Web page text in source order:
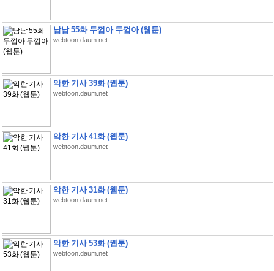
남남 55화 두껍아 두껍아 (웹툰)
webtoon.daum.net
악한 기사 39화 (웹툰)
webtoon.daum.net
악한 기사 41화 (웹툰)
webtoon.daum.net
악한 기사 31화 (웹툰)
webtoon.daum.net
악한 기사 53화 (웹툰)
webtoon.daum.net